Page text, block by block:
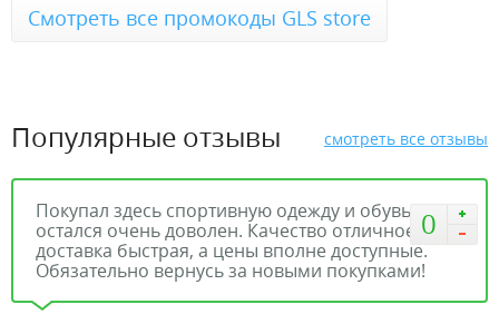
Смотреть все промокоды GLS store
Популярные отзывы смотреть все отзывы
0
Покупал здесь спортивную одежду и обувь, и
остался очень доволен. Качество отличное,
доставка быстрая, а цены вполне доступные.
Обязательно вернусь за новыми покупками!